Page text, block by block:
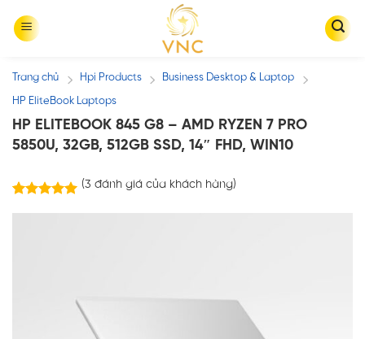
Trang chủ / Hpi Products / Business Desktop & Laptop /
HP EliteBook Laptops
HP ELITEBOOK 845 G8 – AMD RYZEN 7 PRO
5850U, 32GB, 512GB SSD, 14″ FHD, WIN10
(3 đánh giá của khách hàng)